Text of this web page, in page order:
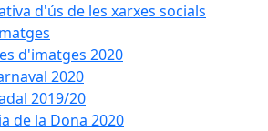
d'ús de les xarxes socials
d'imatges 2020
2020
2019/20
de la Dona 2020